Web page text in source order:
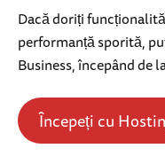
Dacă doriți
performanță sporită,
Business, începând de
Începeți cu